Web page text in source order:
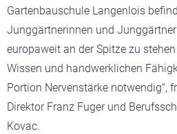
Gartenbauschule Langenlois
Junggärtnerinnen und
europaweit an der Spitze zu
Wissen und handwerklichen
Portion Nervenstärke notwendig“,
Direktor Franz Fuger und
Kovac.